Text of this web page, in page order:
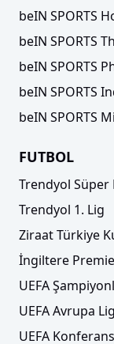
beIN SPORTS
beIN SPORTS
beIN SPORTS
beIN SPORTS
beIN SPORTS
FUTBOL
Trendyol Süper
Trendyol 1. Lig
Ziraat Türkiye
İngiltere
UEFA
UEFA Avrupa
UEFA